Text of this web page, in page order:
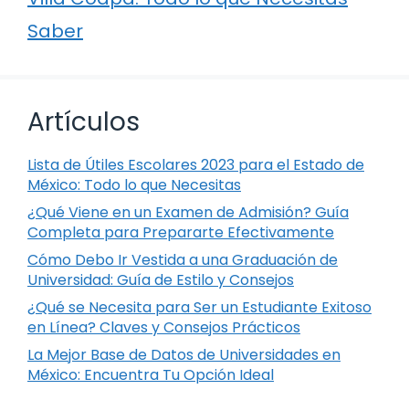
Saber
Artículos
Lista de Útiles Escolares 2023 para el Estado de
México: Todo lo que Necesitas
¿Qué Viene en un Examen de Admisión? Guía
Completa para Prepararte Efectivamente
Cómo Debo Ir Vestida a una Graduación de
Universidad: Guía de Estilo y Consejos
¿Qué se Necesita para Ser un Estudiante Exitoso
en Línea? Claves y Consejos Prácticos
La Mejor Base de Datos de Universidades en
México: Encuentra Tu Opción Ideal